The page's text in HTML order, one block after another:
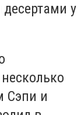
у
Сэпи и